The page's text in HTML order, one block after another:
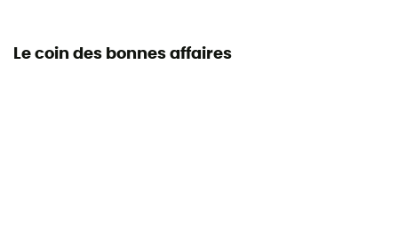
Le coin des bonnes affaires